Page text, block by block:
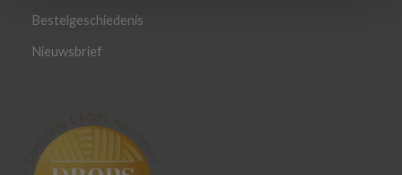
Bestelgeschiedenis
Nieuwsbrief